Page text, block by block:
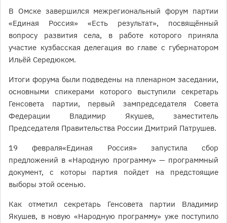
В Омске завершился межрегиональный форум партии
«Единая Россия» «Есть результат», посвящённый
вопросу развития села, в работе которого приняла
участие кузбасская делегация во главе с губернатором
Ильёй Середюком.
Итоги форума были подведены на пленарном заседании,
основными спикерами которого выступили секретарь
Генсовета партии, первый зампредседателя Совета
Федерации Владимир Якушев, заместитель
Председателя Правительства России Дмитрий Патрушев.
19 февраля«Единая Россия» запустила сбор
предложений в «Народную программу» — программный
документ, с которы партия пойдет на предстоящие
выборы этой осенью.
Как отметил секретарь Генсовета партии Владимир
Якушев, в новую «Народную программу» уже поступило